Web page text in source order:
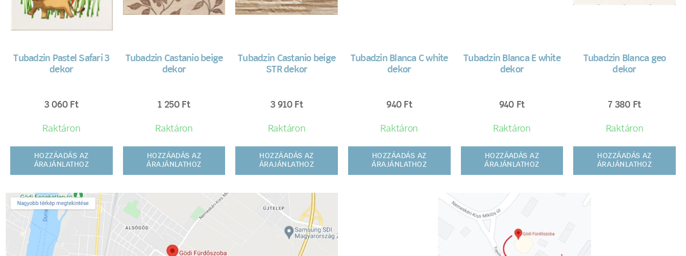
Tubadzin Pastel Safari 3
dekor
3 060 Ft
Raktáron
HOZZÁADÁS AZ
ÁRAJÁNLATHOZ
Tubadzin Castanio beige
dekor
1 250 Ft
Raktáron
HOZZÁADÁS AZ
ÁRAJÁNLATHOZ
Tubadzin Castanio beige
STR dekor
3 910 Ft
Raktáron
HOZZÁADÁS AZ
ÁRAJÁNLATHOZ
Tubadzin Blanca C white
dekor
940 Ft
Raktáron
HOZZÁADÁS AZ
ÁRAJÁNLATHOZ
Tubadzin Blanca E white
dekor
940 Ft
Raktáron
HOZZÁADÁS AZ
ÁRAJÁNLATHOZ
Tubadzin Blanca geo
dekor
7 380 Ft
Raktáron
HOZZÁADÁS AZ
ÁRAJÁNLATHOZ